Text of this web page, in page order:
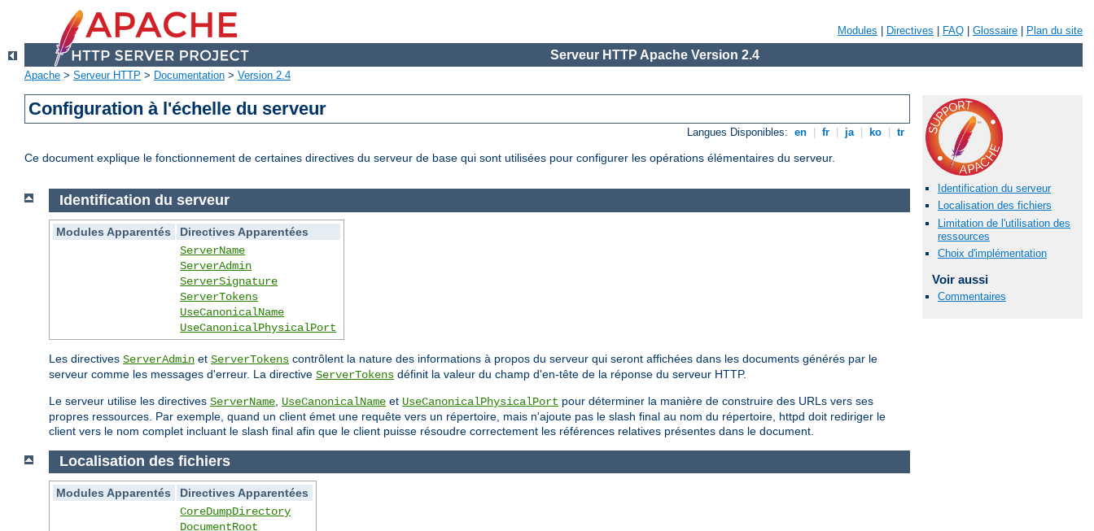
Modules Directives FAQ Glossaire Plan du site
Serveur HTTP Apache Version 2.4
Apache > Serveur HTTP > Documentation > Version 2.4
Configuration à l'échelle du serveur
Langues Disponibles: en fr ja ko tr
Ce document explique le fonctionnement de certaines directives du serveur de base qui sont utilisées pour configurer les opérations élémentaires du serveur.
Identification du serveur
Localisation des fichiers
Limitation de l'utilisation des
ressources
Choix d'implémentation
Voir aussi
Commentaires
Identification du serveur
Modules Apparentés
Directives Apparentées
ServerName
ServerAdmin
ServerSignature
ServerTokens
UseCanonicalName
UseCanonicalPhysicalPort
Les directives ServerAdmin et ServerTokens contrôlent la nature des informations à propos du serveur qui seront affichées dans les documents générés par le
serveur comme les messages d'erreur. La directive ServerTokens définit la valeur du champ d'en-tête de la réponse du serveur HTTP.
Le serveur utilise les directives ServerName UseCanonicalName et UseCanonicalPhysicalPort pour déterminer la manière de construire des URLs vers ses
propres ressources. Par exemple, quand un client émet une requête vers un répertoire, mais n'ajoute pas le slash final au nom du répertoire, httpd doit rediriger le
client vers le nom complet incluant le slash final afin que le client puisse résoudre correctement les références relatives présentes dans le document.
Localisation des fichiers
Modules Apparentés
Directives Apparentées
CoreDumpDirectory
DocumentRoot